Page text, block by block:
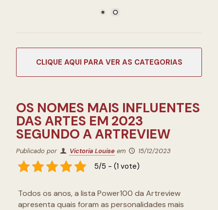
OS NOMES MAIS INFLUENTES
DAS ARTES EM 2023
SEGUNDO A ARTREVIEW
Publicado por Victoria Louise em 15/12/2023
5/5 - (1 vote)
Todos os anos, a lista Power100 da Artreview
apresenta quais foram as personalidades mais
CATEGORIAS